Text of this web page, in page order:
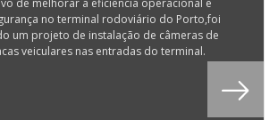
de melhorar a eficiência operacional e
no terminal rodoviário do Porto,foi
um projeto de instalação de câmeras de
veiculares nas entradas do terminal.